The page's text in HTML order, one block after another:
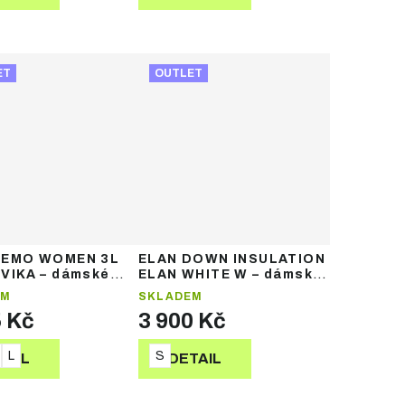
WOMEN 3L
VIKA – dámské
kalhoty
Kč
L
OUTLET
ELAN DOWN INSULATION
ELAN WHITE W – dámská
péřová lyžařská bunda
SKLADEM
3 900 Kč
DETAIL
S